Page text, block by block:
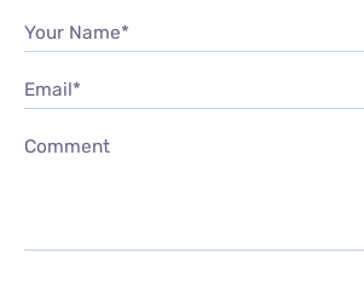
Your Name*
Email*
Comment